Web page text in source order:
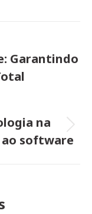
Garantindo
na
software